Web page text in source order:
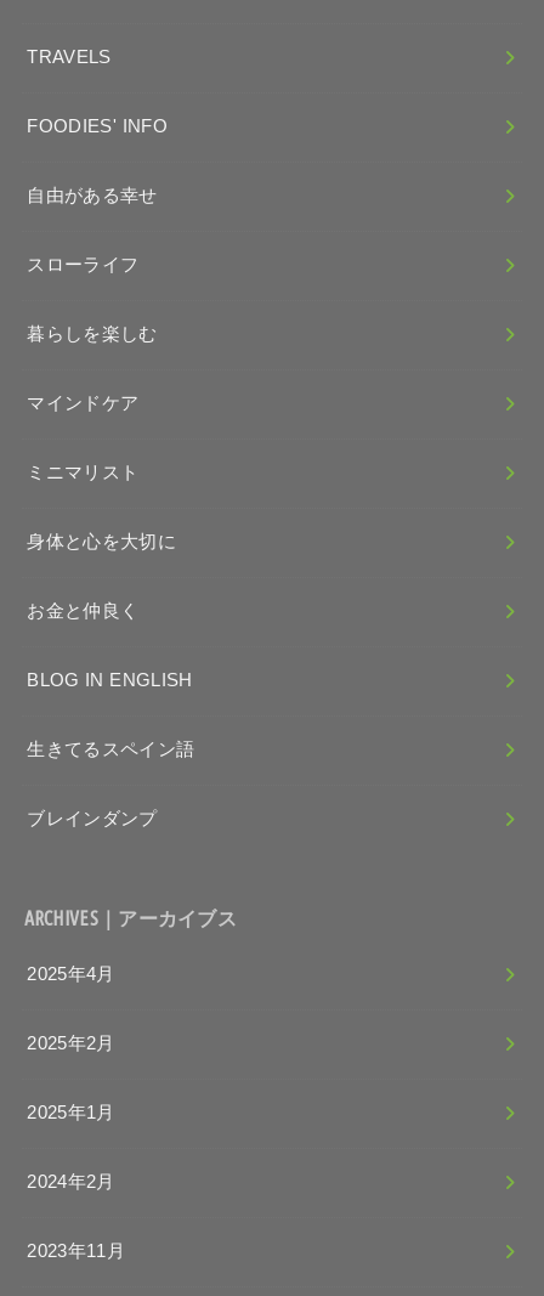
TRAVELS
FOODIES' INFO
自由がある幸せ
スローライフ
暮らしを楽しむ
マインドケア
ミニマリスト
身体と心を大切に
お金と仲良く
BLOG IN ENGLISH
生きてるスペイン語
ブレインダンプ
ARCHIVES｜アーカイブス
2025年4月
2025年2月
2025年1月
2024年2月
2023年11月